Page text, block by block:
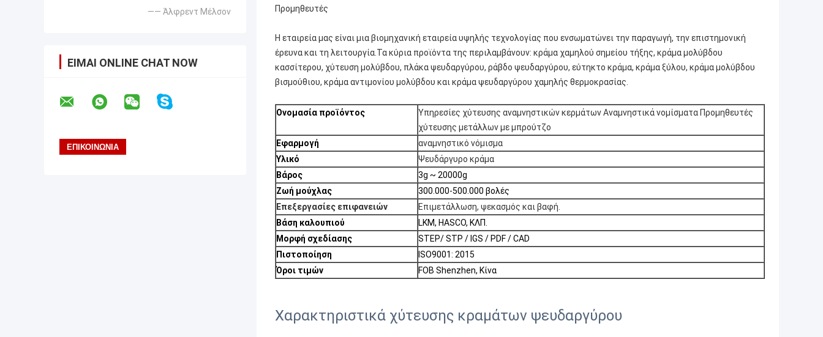
—— Άλφρεντ Μέλσον
ΕΊΜΑΙ ONLINE CHAT NOW
Προμηθευτές
Η εταιρεία μας είναι μια βιομηχανική εταιρεία υψηλής τεχνολογίας που ενσωματώνει την παραγωγή, την επιστημονική
έρευνα και τη λειτουργία.Τα κύρια προϊόντα της περιλαμβάνουν: κράμα χαμηλού σημείου τήξης, κράμα μολύβδου
κασσίτερου, χύτευση μολύβδου, πλάκα ψευδαργύρου, ράβδο ψευδαργύρου, εύτηκτο κράμα, κράμα ξύλου, κράμα μολύβδου
βισμούθιου, κράμα αντιμονίου μολύβδου και κράμα ψευδαργύρου χαμηλής θερμοκρασίας.
Ονομασία προϊόντος
Υπηρεσίες χύτευσης αναμνηστικών κερμάτων Αναμνηστικά νομίσματα Προμηθευτές
χύτευσης μετάλλων με μπρούτζο
Εφαρμογή
αναμνηστικό νόμισμα
Υλικό
Ψευδάργυρο κράμα
Βάρος
3g ~ 20000g
Ζωή μούχλας
300.000-500.000 βολές
Επεξεργασίες επιφανειών
Επιμετάλλωση, ψεκασμός και βαφή.
Βάση καλουπιού
LKM, HASCO, ΚΛΠ.
Μορφή σχεδίασης
STEP/ STP / IGS / PDF / CAD
Πιστοποίηση
ISO9001: 2015
Όροι τιμών
FOB Shenzhen, Κίνα
Χαρακτηριστικά χύτευσης κραμάτων ψευδαργύρου